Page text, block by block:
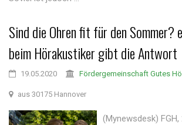
Sind die Ohren fit für den Sommer?
beim Hörakustiker gibt die Antwort
19.05.2020 Fördergemeinschaft Gutes
aus 30175 Hannover
(Mynewsdesk) FGH,